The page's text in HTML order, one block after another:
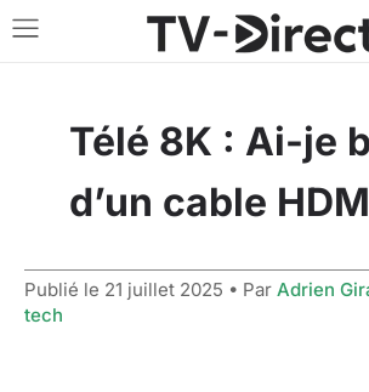
Télé 8K : Ai-je
d’un cable
Publié le 21 juillet 2025 • Par Adrien
tech